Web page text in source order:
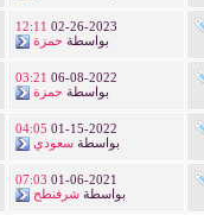
02-26-2023
12:11
بواسطة حمزة
06-08-2022
03:21
بواسطة حمزة
01-15-2022
04:05
بواسطةسعودي
01-06-2021
07:03
بواسطةشرفنطح